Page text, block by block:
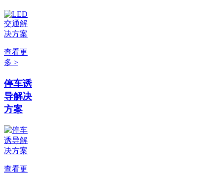
查看更
多 >
停车诱
导解决
方案
查看更